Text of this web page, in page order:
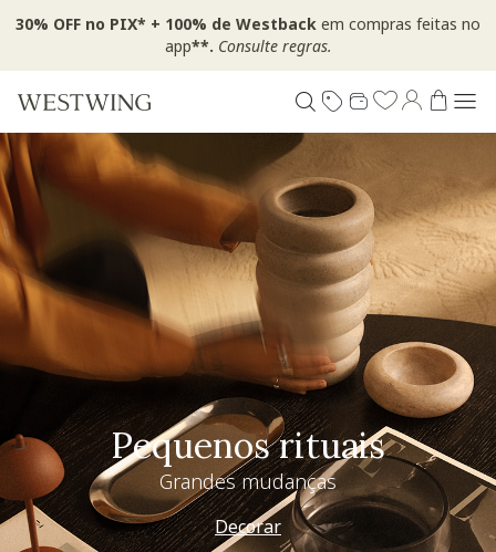
30% OFF no PIX* + 100% de Westback em compras feitas no
app**. Consulte regras.
Pequenos rituais
Grandes mudanças
Decorar